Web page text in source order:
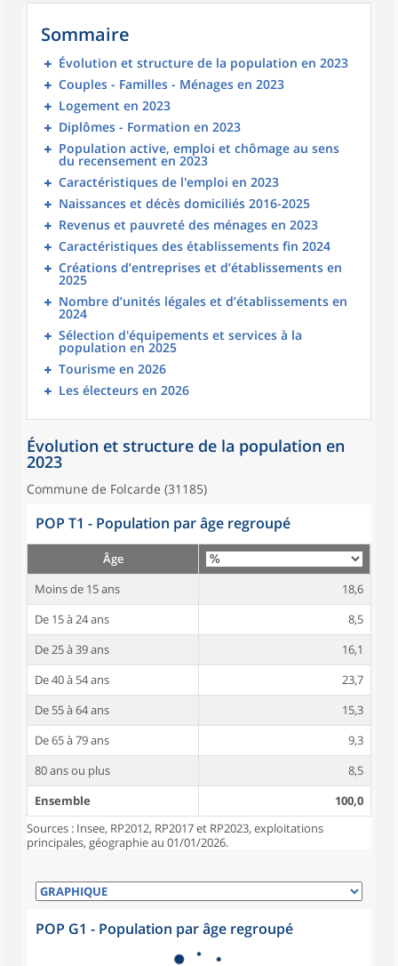
Sommaire
Évolution et structure de la population en 2023
Couples - Familles - Ménages en 2023
Logement en 2023
Diplômes - Formation en 2023
Population active, emploi et chômage au sens
du recensement en 2023
Caractéristiques de l'emploi en 2023
Naissances et décès domiciliés 2016-2025
Revenus et pauvreté des ménages en 2023
Caractéristiques des établissements fin 2024
Créations d’entreprises et d’établissements en
2025
Nombre d’unités légales et d’établissements en
2024
Sélection d'équipements et services à la
population en 2025
Tourisme en 2026
Les électeurs en 2026
Évolution et structure de la population en
2023
Commune de Folcarde (31185)
POP T1 - Population par âge regroupé
Âge
Moins de 15 ans
18,6
De 15 à 24 ans
8,5
De 25 à 39 ans
16,1
De 40 à 54 ans
23,7
De 55 à 64 ans
15,3
De 65 à 79 ans
9,3
80 ans ou plus
8,5
Ensemble
100,0
Sources : Insee, RP2012, RP2017 et RP2023, exploitations
principales, géographie au 01/01/2026.
POP G1 - Population par âge regroupé